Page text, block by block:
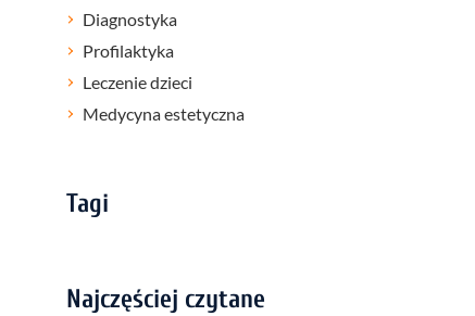
Diagnostyka
Profilaktyka
Leczenie dzieci
Medycyna estetyczna
Tagi
Najczęściej czytane